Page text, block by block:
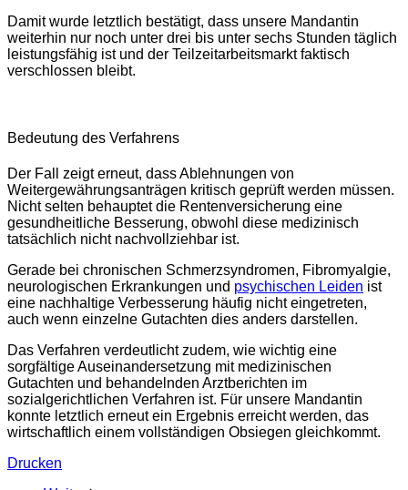
Damit wurde letztlich bestätigt, dass unsere Mandantin
weiterhin nur noch unter drei bis unter sechs Stunden täglich
leistungsfähig ist und der Teilzeitarbeitsmarkt faktisch
verschlossen bleibt.
Bedeutung des Verfahrens
Der Fall zeigt erneut, dass Ablehnungen von
Weitergewährungsanträgen kritisch geprüft werden müssen.
Nicht selten behauptet die Rentenversicherung eine
gesundheitliche Besserung, obwohl diese medizinisch
tatsächlich nicht nachvollziehbar ist.
Gerade bei chronischen Schmerzsyndromen, Fibromyalgie,
neurologischen Erkrankungen und psychischen Leiden ist
eine nachhaltige Verbesserung häufig nicht eingetreten,
auch wenn einzelne Gutachten dies anders darstellen.
Das Verfahren verdeutlicht zudem, wie wichtig eine
sorgfältige Auseinandersetzung mit medizinischen
Gutachten und behandelnden Arztberichten im
sozialgerichtlichen Verfahren ist. Für unsere Mandantin
konnte letztlich erneut ein Ergebnis erreicht werden, das
wirtschaftlich einem vollständigen Obsiegen gleichkommt.
Drucken